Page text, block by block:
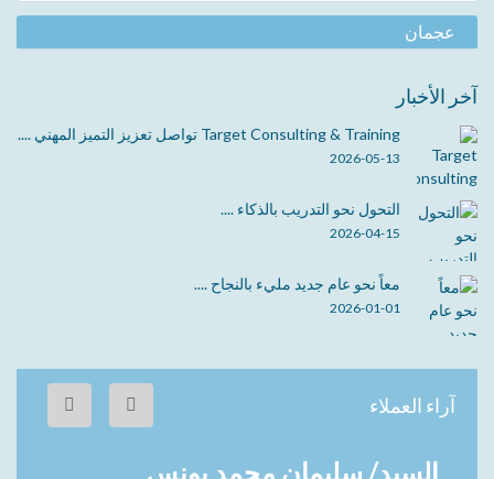
عجمان
آخر الأخبار
Target Consulting & Training تواصل تعزيز التميز المهني ....
2026-05-13
التحول نحو التدريب بالذكاء ....
2026-04-15
معاً نحو عام جديد مليء بالنجاح ....
2026-01-01
آراء العملاء
السيد/ سليمان محمد يونس